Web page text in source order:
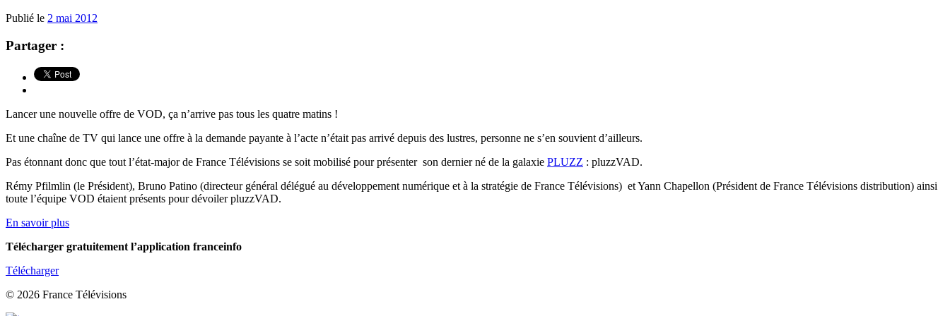
Publié le 2 mai 2012
Partager :
Lancer une nouvelle offre de VOD, ça n’arrive pas tous les quatre matins !
Et une chaîne de TV qui lance une offre à la demande payante à l’acte n’était pas arrivé depuis des lustres, personne ne s’en souvient d’ailleurs.
Pas étonnant donc que tout l’état-major de France Télévisions se soit mobilisé pour présenter son dernier né de la galaxie PLUZZ : pluzzVAD.
Rémy Pfilmlin (le Président), Bruno Patino (directeur général délégué au développement numérique et à la stratégie de France Télévisions) et Yann Chapellon (Président de France Télévisions distribution) ainsi
toute l’équipe VOD étaient présents pour dévoiler pluzzVAD.
En savoir plus
Télécharger gratuitement l’application franceinfo
Télécharger
© 2026 France Télévisions